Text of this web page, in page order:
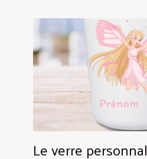
Le verre